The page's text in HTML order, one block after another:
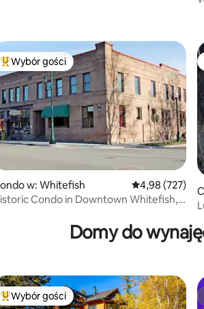
na 5, liczba recenzji: 145
na 5, liczba recenzji: 203
Najpopularniejsze z kategorii Wybór gości
Wybór gości
w: Whitefish Średnia ocena:
4,98 (727)
Condo in Downtown Whitefish,
Domy do
Najpopularniejsze z kategorii Wybór gości
Wybór gości